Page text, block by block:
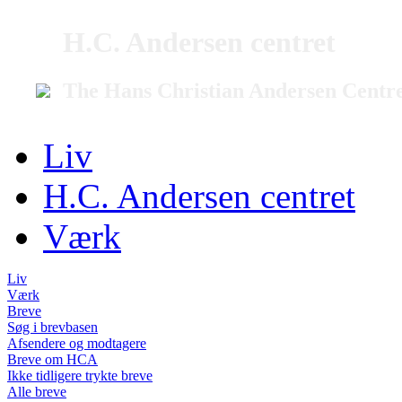
Liv
H.C. Andersen centret
Værk
Liv
Værk
Breve
Søg i brevbasen
Afsendere og modtagere
Breve om HCA
Ikke tidligere trykte breve
Alle breve